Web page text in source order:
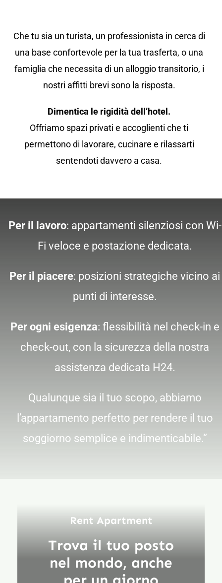
Che tu sia un turista, un professionista in cerca di
una base confortevole per la tua trasferta, o una
famiglia che necessita di un alloggio transitorio, i
nostri affitti brevi sono la risposta.
Dimentica le rigidità dell’hotel.
Offriamo spazi privati e accoglienti che ti
permettono di lavorare, cucinare e rilassarti
sentendoti davvero a casa.
Per il lavoro: appartamenti silenziosi con Wi-
Fi veloce e postazione dedicata.
Per il piacere: posizioni strategiche vicino ai
punti di interesse.
Per ogni esigenza: flessibilità nel check-in e
check-out, con la sicurezza della nostra
assistenza dedicata H24.
Qualunque sia il tuo scopo, abbiamo
l’appartamento perfetto per rendere il tuo
soggiorno semplice e indimenticabile.”
Rent Apartment
Trova il tuo posto
nel mondo, anche